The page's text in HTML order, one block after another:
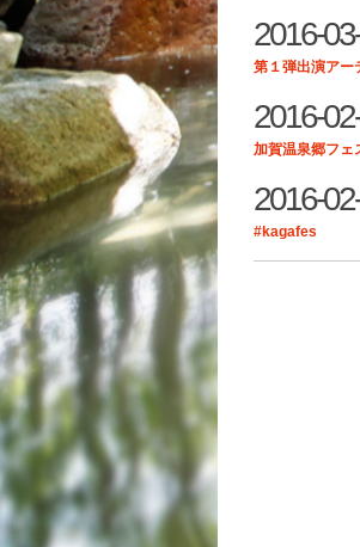
2016-
第１弾出演アー
2016-
加賀温泉郷フ
2016-
#kagafes